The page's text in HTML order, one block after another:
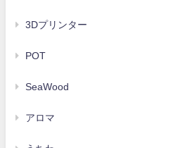
3Dプリンター
POT
SeaWood
アロマ